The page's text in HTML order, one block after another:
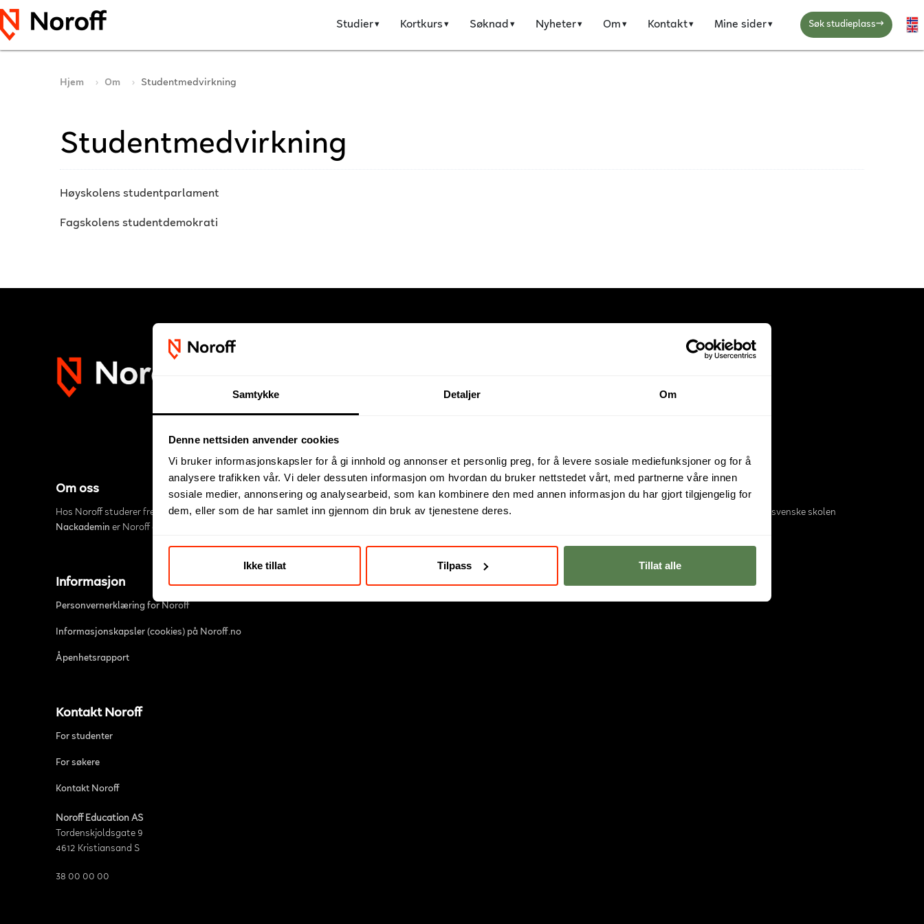
Samtykke Detaljer Om
Denne nettsiden anvender cookies
Vi bruker informasjonskapsler for å gi innhold og annonser et personlig preg, for å levere sosiale mediefunksjoner og for å
analysere trafikken vår. Vi deler dessuten informasjon om hvordan du bruker nettstedet vårt, med partnerne våre innen
sosiale medier, annonsering og analysearbeid, som kan kombinere den med annen informasjon du har gjort tilgjengelig for
dem, eller som de har samlet inn gjennom din bruk av tjenestene deres.
Ikke tillat Tilpass Tillat alle
Studier Kortkurs Søknad Nyheter Om Kontakt Mine sider Søk studieplass→
Hjem Om Studentmedvirkning
Studentmedvirkning
Høyskolens studentparlament
Fagskolens studentdemokrati
Om oss
Hos Noroff studerer fremtidens digitale innovatører. Utdanningstilbudet består avhøyskole,fagskoleognettstudier
. Sammen med den svenske skolen
Nackademin er Noroff en del av et større nordisk partnerskap. Les mer
Informasjon
Personvernerklæring for Noroff
Informasjonskapsler (cookies) på Noroff.no
Åpenhetsrapport
Kontakt Noroff
For studenter
For søkere
Kontakt Noroff
Noroff Education AS
Tordenskjoldsgate 9
4612 Kristiansand S
38 00 00 00